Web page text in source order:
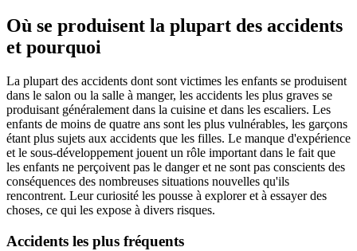
Où se produisent la plupart des accidents
et pourquoi
La plupart des accidents dont sont victimes les enfants se produisent
dans le salon ou la salle à manger, les accidents les plus graves se
produisant généralement dans la cuisine et dans les escaliers. Les
enfants de moins de quatre ans sont les plus vulnérables, les garçons
étant plus sujets aux accidents que les filles. Le manque d'expérience
et le sous-développement jouent un rôle important dans le fait que
les enfants ne perçoivent pas le danger et ne sont pas conscients des
conséquences des nombreuses situations nouvelles qu'ils
rencontrent. Leur curiosité les pousse à explorer et à essayer des
choses, ce qui les expose à divers risques.
Accidents les plus fréquents